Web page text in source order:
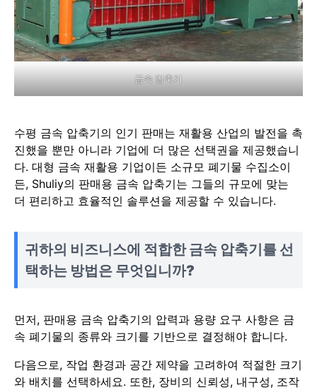
금속 압축기
수평 금속 압축기의 인기 판매는 재활용 산업의 발전을 촉
진했을 뿐만 아니라 기업에 더 많은 선택권을 제공했습니
다. 대형 금속 재활용 기업이든 소규모 폐기물 수집소이
든, Shuliy의 판매용 금속 압축기는 그들의 규모에 맞는
더 편리하고 효율적인 솔루션을 제공할 수 있습니다.
귀하의 비즈니스에 적합한 금속 압축기를 선
택하는 방법은 무엇입니까?
먼저, 판매용 금속 압축기의 압력과 용량 요구 사항은 금
속 폐기물의 종류와 크기를 기반으로 결정해야 합니다.
다음으로, 작업 환경과 공간 제약을 고려하여 적절한 크기
와 배치를 선택하세요. 또한, 장비의 신뢰성, 내구성, 조작